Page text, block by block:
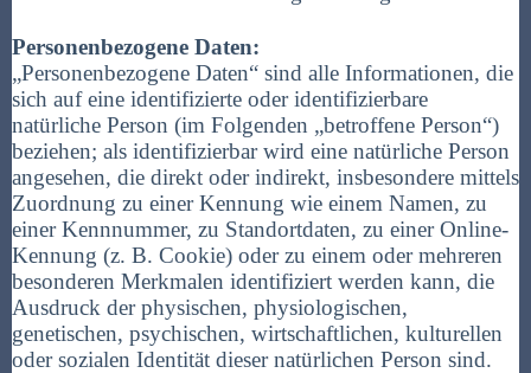
Personenbezogene Daten:
„Personenbezogene Daten“ sind alle Informationen, die
sich auf eine identifizierte oder identifizierbare
natürliche Person (im Folgenden „betroffene Person“)
beziehen; als identifizierbar wird eine natürliche Person
angesehen, die direkt oder indirekt, insbesondere mittels
Zuordnung zu einer Kennung wie einem Namen, zu
einer Kennnummer, zu Standortdaten, zu einer Online-
Kennung (z. B. Cookie) oder zu einem oder mehreren
besonderen Merkmalen identifiziert werden kann, die
Ausdruck der physischen, physiologischen,
genetischen, psychischen, wirtschaftlichen, kulturellen
oder sozialen Identität dieser natürlichen Person sind.